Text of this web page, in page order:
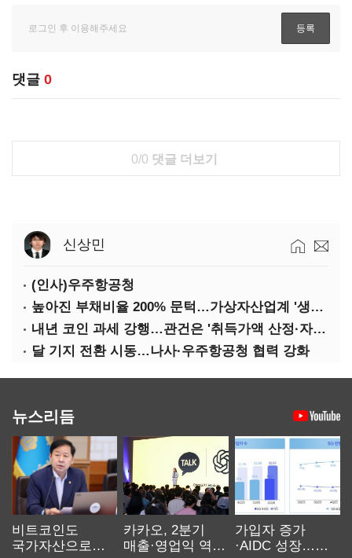
댓글 0
0/0 댓글 더보기
신상민
(인사)우주항공청
높아진 부채비율 200% 문턱…가상자산업계 '생존 시험대'
내년 코인 과세 강행…관건은 '취득가액 산정·자산 이동'
달 기지 전환 시동…나사·우주항공청 협력 강화
뉴스리듬
비트코인도
국가자산으로…'
카카오, 2분기
매출·영업익 역대
가입자 증가
·AIDC 성장…